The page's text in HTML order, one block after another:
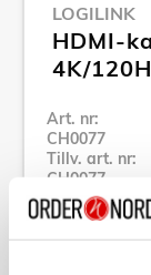
LOGILINK
HDMI-
4K/
Art. nr:
CH0077
Tillv. art. nr:
CH0077
Se alla